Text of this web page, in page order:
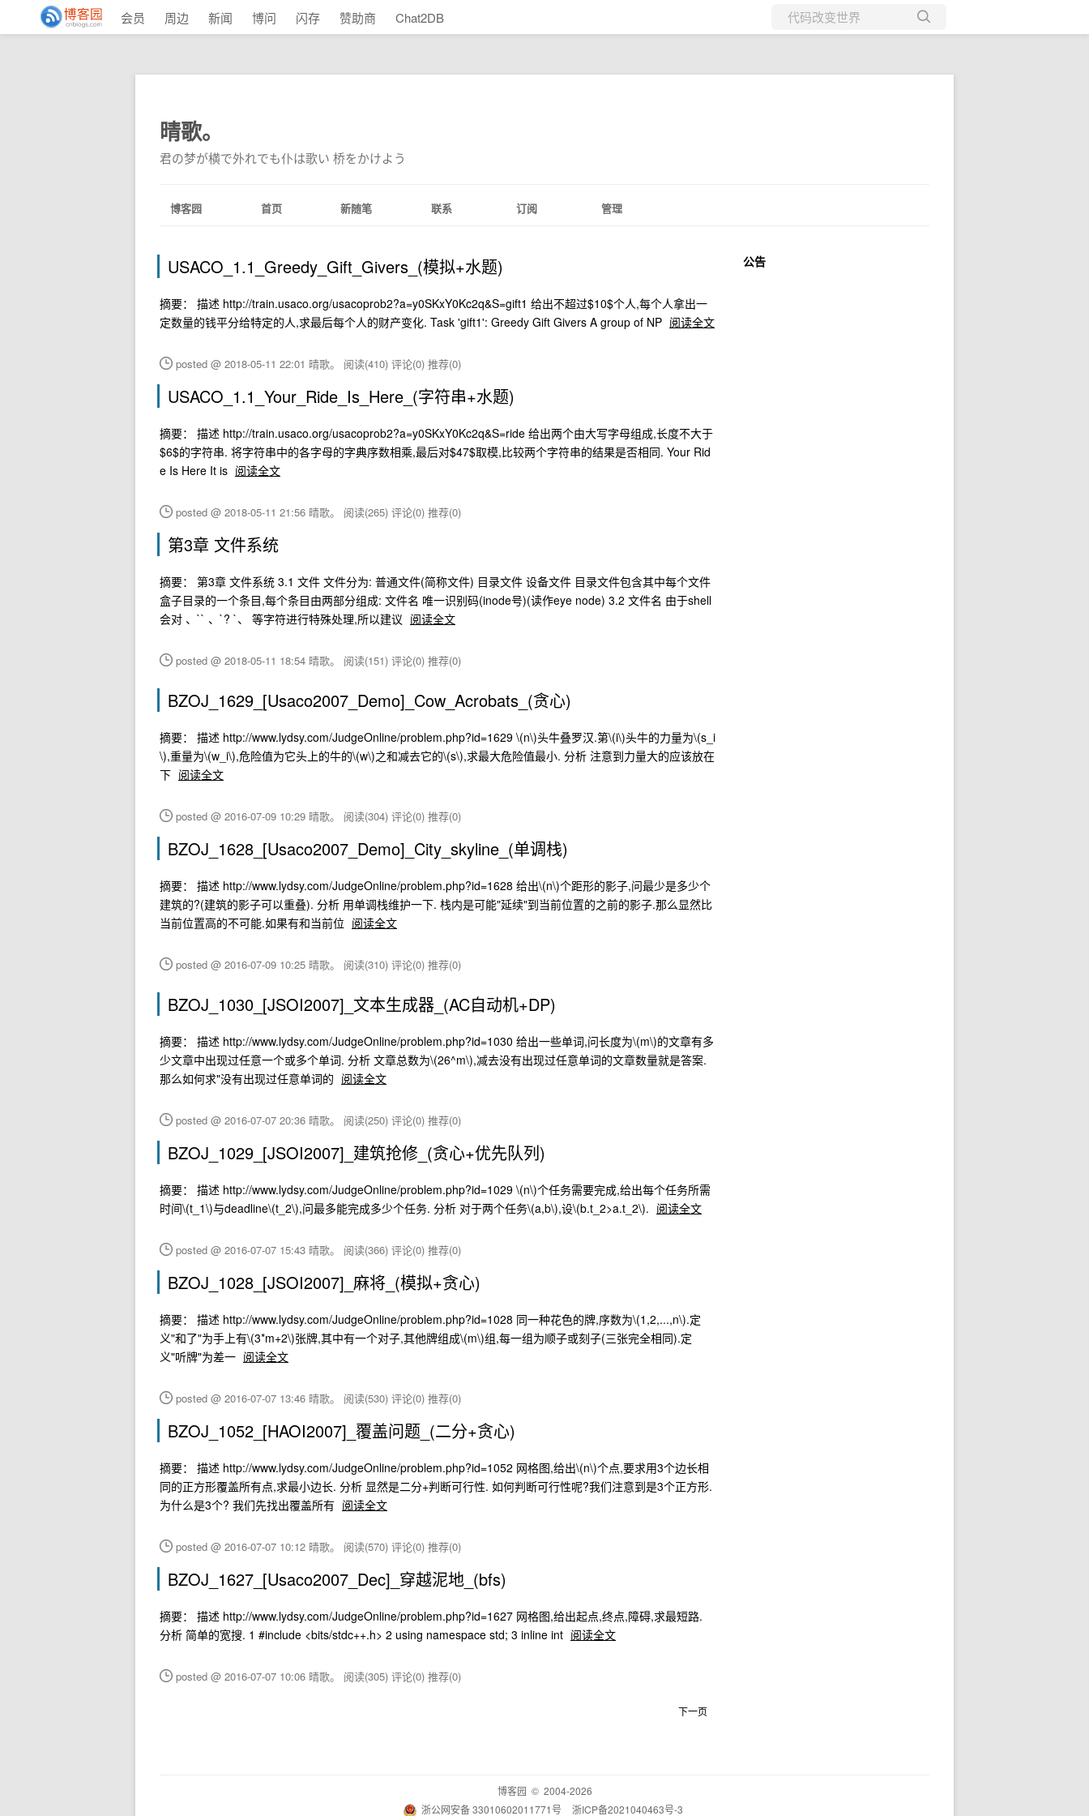
会员 周边 新闻 博问 闪存 赞助商 Chat2DB
当前博客
晴歌。
君の梦が横で外れでも仆は歌い 桥をかけよう
博客园 首页 新随笔 联系 订阅 管理
USACO_1.1_Greedy_Gift_Givers_(模拟+水题)
摘要： 描述 http://train.usaco.org/usacoprob2?a=y0SKxY0Kc2q&S=gift1 给出不超过$10$个人,每个人拿出一
定数量的钱平分给特定的人,求最后每个人的财产变化. Task 'gift1': Greedy Gift Givers A group of NP 阅读全文
posted @ 2018-05-11 22:01 晴歌。 阅读(410) 评论(0) 推荐(0)
USACO_1.1_Your_Ride_Is_Here_(字符串+水题)
摘要： 描述 http://train.usaco.org/usacoprob2?a=y0SKxY0Kc2q&S=ride 给出两个由大写字母组成,长度不大于
$6$的字符串. 将字符串中的各字母的字典序数相乘,最后对$47$取模,比较两个字符串的结果是否相同. Your Rid
e Is Here It is 阅读全文
posted @ 2018-05-11 21:56 晴歌。 阅读(265) 评论(0) 推荐(0)
第3章 文件系统
摘要： 第3章 文件系统 3.1 文件 文件分为: 普通文件(简称文件) 目录文件 设备文件 目录文件包含其中每个文件
盒子目录的一个条目,每个条目由两部分组成: 文件名 唯一识别码(inode号)(读作eye node) 3.2 文件名 由于shell
会对 、`` 、`? `、 等字符进行特殊处理,所以建议 阅读全文
posted @ 2018-05-11 18:54 晴歌。 阅读(151) 评论(0) 推荐(0)
BZOJ_1629_[Usaco2007_Demo]_Cow_Acrobats_(贪心)
摘要： 描述 http://www.lydsy.com/JudgeOnline/problem.php?id=1629 \(n\)头牛叠罗汉.第\(i\)头牛的力量为\(s_i
\),重量为\(w_i\),危险值为它头上的牛的\(w\)之和减去它的\(s\),求最大危险值最小. 分析 注意到力量大的应该放在
下 阅读全文
posted @ 2016-07-09 10:29 晴歌。 阅读(304) 评论(0) 推荐(0)
BZOJ_1628_[Usaco2007_Demo]_City_skyline_(单调栈)
摘要： 描述 http://www.lydsy.com/JudgeOnline/problem.php?id=1628 给出\(n\)个距形的影子,问最少是多少个
建筑的?(建筑的影子可以重叠). 分析 用单调栈维护一下. 栈内是可能"延续"到当前位置的之前的影子.那么显然比
当前位置高的不可能.如果有和当前位 阅读全文
posted @ 2016-07-09 10:25 晴歌。 阅读(310) 评论(0) 推荐(0)
BZOJ_1030_[JSOI2007]_文本生成器_(AC自动机+DP)
摘要： 描述 http://www.lydsy.com/JudgeOnline/problem.php?id=1030 给出一些单词,问长度为\(m\)的文章有多
少文章中出现过任意一个或多个单词. 分析 文章总数为\(26^m\),减去没有出现过任意单词的文章数量就是答案.
那么如何求"没有出现过任意单词的 阅读全文
posted @ 2016-07-07 20:36 晴歌。 阅读(250) 评论(0) 推荐(0)
BZOJ_1029_[JSOI2007]_建筑抢修_(贪心+优先队列)
摘要： 描述 http://www.lydsy.com/JudgeOnline/problem.php?id=1029 \(n\)个任务需要完成,给出每个任务所需
时间\(t_1\)与deadline\(t_2\),问最多能完成多少个任务. 分析 对于两个任务\(a,b\),设\(b.t_2>a.t_2\). 阅读全文
posted @ 2016-07-07 15:43 晴歌。 阅读(366) 评论(0) 推荐(0)
BZOJ_1028_[JSOI2007]_麻将_(模拟+贪心)
摘要： 描述 http://www.lydsy.com/JudgeOnline/problem.php?id=1028 同一种花色的牌,序数为\(1,2,...,n\).定
义"和了"为手上有\(3*m+2\)张牌,其中有一个对子,其他牌组成\(m\)组,每一组为顺子或刻子(三张完全相同).定
义"听牌"为差一 阅读全文
posted @ 2016-07-07 13:46 晴歌。 阅读(530) 评论(0) 推荐(0)
BZOJ_1052_[HAOI2007]_覆盖问题_(二分+贪心)
摘要： 描述 http://www.lydsy.com/JudgeOnline/problem.php?id=1052 网格图,给出\(n\)个点,要求用3个边长相
同的正方形覆盖所有点,求最小边长. 分析 显然是二分+判断可行性. 如何判断可行性呢?我们注意到是3个正方形.
为什么是3个? 我们先找出覆盖所有 阅读全文
posted @ 2016-07-07 10:12 晴歌。 阅读(570) 评论(0) 推荐(0)
BZOJ_1627_[Usaco2007_Dec]_穿越泥地_(bfs)
摘要： 描述 http://www.lydsy.com/JudgeOnline/problem.php?id=1627 网格图,给出起点,终点,障碍,求最短路.
分析 简单的宽搜. 1 #include <bits/stdc++.h> 2 using namespace std; 3 inline int 阅读全文
posted @ 2016-07-07 10:06 晴歌。 阅读(305) 评论(0) 推荐(0)
下一页
公告
博客园 © 2004-2026
浙公网安备 33010602011771号
浙ICP备2021040463号-3